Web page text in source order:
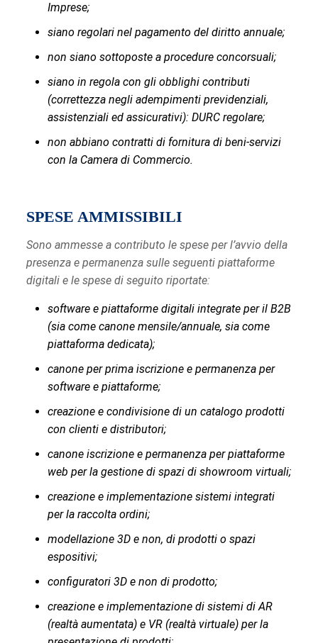
Imprese;
siano regolari nel pagamento del diritto annuale;
non siano sottoposte a procedure concorsuali;
siano in regola con gli obblighi contributi
(correttezza negli adempimenti previdenziali,
assistenziali ed assicurativi): DURC regolare;
non abbiano contratti di fornitura di beni-servizi
con la Camera di Commercio.
SPESE AMMISSIBILI
Sono ammesse a contributo le spese per l’avvio della
presenza e permanenza sulle seguenti piattaforme
digitali e le spese di seguito riportate:
software e piattaforme digitali integrate per il B2B
(sia come canone mensile/annuale, sia come
piattaforma dedicata);
canone per prima iscrizione e permanenza per
software e piattaforme;
creazione e condivisione di un catalogo prodotti
con clienti e distributori;
canone iscrizione e permanenza per piattaforme
web per la gestione di spazi di showroom virtuali;
creazione e implementazione sistemi integrati
per la raccolta ordini;
modellazione 3D e non, di prodotti o spazi
espositivi;
configuratori 3D e non di prodotto;
creazione e implementazione di sistemi di AR
(realtà aumentata) e VR (realtà virtuale) per la